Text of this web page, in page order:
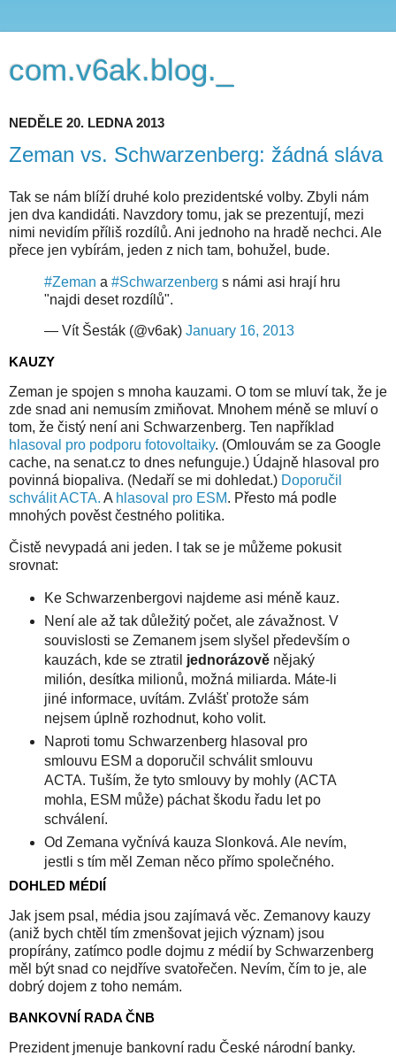
com.v6ak.blog._
NEDĚLE 20. LEDNA 2013
Zeman vs. Schwarzenberg: žádná sláva
Tak se nám blíží druhé kolo prezidentské volby. Zbyli nám
jen dva kandidáti. Navzdory tomu, jak se prezentují, mezi
nimi nevidím příliš rozdílů. Ani jednoho na hradě nechci. Ale
přece jen vybírám, jeden z nich tam, bohužel, bude.
#Zeman a #Schwarzenberg s námi asi hrají hru
"najdi deset rozdílů".
— Vít Šesták (@v6ak) January 16, 2013
KAUZY
Zeman je spojen s mnoha kauzami. O tom se mluví tak, že je
zde snad ani nemusím zmiňovat. Mnohem méně se mluví o
tom, že čistý není ani Schwarzenberg. Ten například
hlasoval pro podporu fotovoltaiky. (Omlouvám se za Google
cache, na senat.cz to dnes nefunguje.) Údajně hlasoval pro
povinná biopaliva. (Nedaří se mi dohledat.) Doporučil
schválit ACTA. A hlasoval pro ESM. Přesto má podle
mnohých pověst čestného politika.
Čistě nevypadá ani jeden. I tak se je můžeme pokusit
srovnat:
Ke Schwarzenbergovi najdeme asi méně kauz.
Není ale až tak důležitý počet, ale závažnost. V
souvislosti se Zemanem jsem slyšel především o
kauzách, kde se ztratil jednorázověnějaký
milión, desítka milionů, možná miliarda. Máte-li
jiné informace, uvítám. Zvlášť protože sám
nejsem úplně rozhodnut, koho volit.
Naproti tomu Schwarzenberg hlasoval pro
smlouvu ESM a doporučil schválit smlouvu
ACTA. Tuším, že tyto smlouvy by mohly (ACTA
mohla, ESM může) páchat škodu řadu let po
schválení.
Od Zemana vyčnívá kauza Slonková. Ale nevím,
jestli s tím měl Zeman něco přímo společného.
DOHLED MÉDIÍ
Jak jsem psal, média jsou zajímavá věc. Zemanovy kauzy
(aniž bych chtěl tím zmenšovat jejich význam) jsou
propírány, zatímco podle dojmu z médií by Schwarzenberg
měl být snad co nejdříve svatořečen. Nevím, čím to je, ale
dobrý dojem z toho nemám.
BANKOVNÍ RADA ČNB
Prezident jmenuje bankovní radu České národní banky.